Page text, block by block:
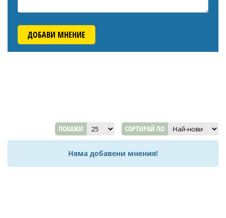
ДОБАВИ МНЕНИЕ
ПОКАЖИ СОРТИРАЙ ПО
Няма добавени мнения!